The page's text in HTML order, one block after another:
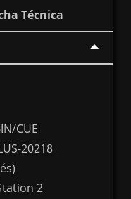
Técnica
CUE
20218
2